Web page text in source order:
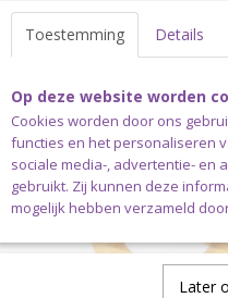
€ 3,95
Toestemming Details
Op deze website worden
Cookies worden door ons
functies en het personaliseren
sociale media-, advertentie- en
gebruikt. Zij kunnen deze
mogelijk hebben verzameld
Later